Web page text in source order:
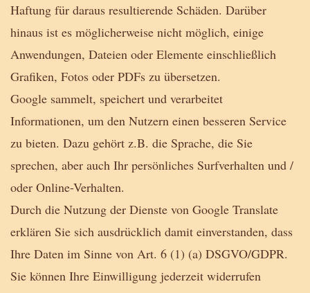
Haftung für daraus resultierende Schäden. Darüber
hinaus ist es möglicherweise nicht möglich, einige
Anwendungen, Dateien oder Elemente einschließlich
Grafiken, Fotos oder PDFs zu übersetzen.
Google sammelt, speichert und verarbeitet
Informationen, um den Nutzern einen besseren Service
zu bieten. Dazu gehört z.B. die Sprache, die Sie
sprechen, aber auch Ihr persönliches Surfverhalten und /
oder Online-Verhalten.
Durch die Nutzung der Dienste von Google Translate
erklären Sie sich ausdrücklich damit einverstanden, dass
Ihre Daten im Sinne von Art. 6 (1) (a) DSGVO/GDPR.
Sie können Ihre Einwilligung jederzeit widerrufen